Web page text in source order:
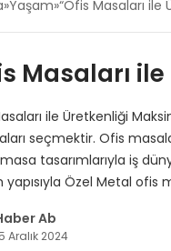
Yaşam “Ofis Masaları ile
Masaları
ile Üretkenliği
seçmektir. Ofis
tasarımlarıyla iş
Özel Metal ofis
Ab
Aralık 2024